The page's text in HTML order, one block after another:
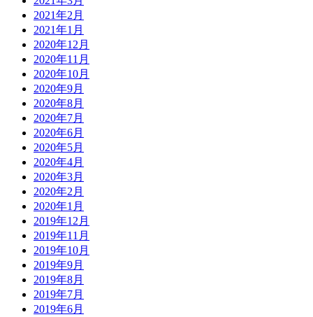
2021年2月
2021年1月
2020年12月
2020年11月
2020年10月
2020年9月
2020年8月
2020年7月
2020年6月
2020年5月
2020年4月
2020年3月
2020年2月
2020年1月
2019年12月
2019年11月
2019年10月
2019年9月
2019年8月
2019年7月
2019年6月